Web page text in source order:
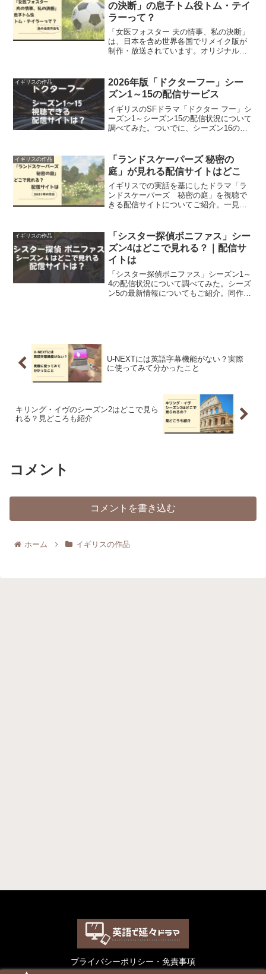
の決断」の息子トム役トム・テイ
ラーって？
「女医フォスター 夫の情事、私の決断」
は、日本を含め世界各国でリメイク版が
制作・放送されています。オリジナルで
せません。
イギリスの作品
2026年版「ドクターフー」シー
ズン1～15の配信サービス
イギリスのSFドラマ「ドクター フー」シ
ーズン1～シーズン15の配信状況について
調べてみた。ついでに、シーズン16の最
イギリスの作品
「ランドスケーパーズ 秘密の
庭」が見れる配信サイトはどこ
イギリスでの実話を基にしたドラマ「ラ
ンドスケーパーズ 秘密の庭」を視聴で
きる配信サイトについてご紹介。一見た
イギリスの作品
「シスター探偵ボニファス」シー
ズン4はどこで見れる？｜配信サ
イトは
「シスター探偵ボニファス」シーズン1～
4の配信状況について調べてみた。シーズ
ン5の最新情報についてもご紹介。同作品
U-NEXTには英語字幕機能がない？実際
に使ってみて分かったこと
キリング・イヴのシーズン2はどこで見ら
れる？見どころも紹介
コメント
コメントを書き込む
ホーム イギリスの作品
プライバシーポリシー・免責事項